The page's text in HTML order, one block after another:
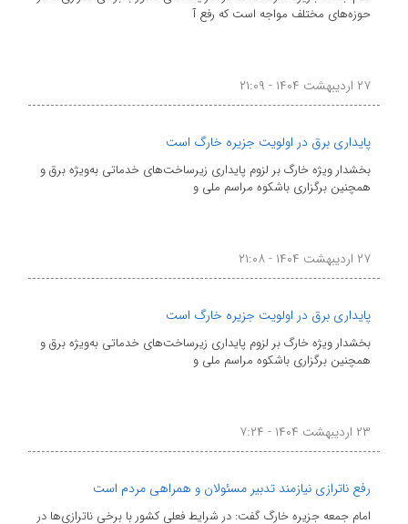
حوزه‌های مختلف مواجه است که رفع آ
۲۷ اردیبهشت ۱۴۰۴ - ۲۱:۰۹
پایداری برق در اولویت جزیره خارگ است
بخشدار ویژه خارگ بر لزوم پایداری زیرساخت‌های خدماتی به‌ویژه برق و
همچنین برگزاری باشکوه مراسم ملی و
۲۷ اردیبهشت ۱۴۰۴ - ۲۱:۰۸
پایداری برق در اولویت جزیره خارگ است
بخشدار ویژه خارگ بر لزوم پایداری زیرساخت‌های خدماتی به‌ویژه برق و
همچنین برگزاری باشکوه مراسم ملی و
۲۳ اردیبهشت ۱۴۰۴ - ۷:۲۴
رفع ناترازی‌ نیازمند تدبیر مسئولان و همراهی مردم است
امام جمعه جزیره خارگ گفت: در شرایط فعلی کشور با برخی ناترازی‌ها در